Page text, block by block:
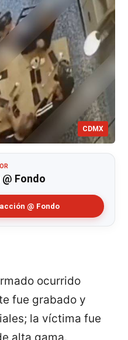
CDMX
Fondo
@ Fondo
ocurrido
fue grabado y
la víctima fue